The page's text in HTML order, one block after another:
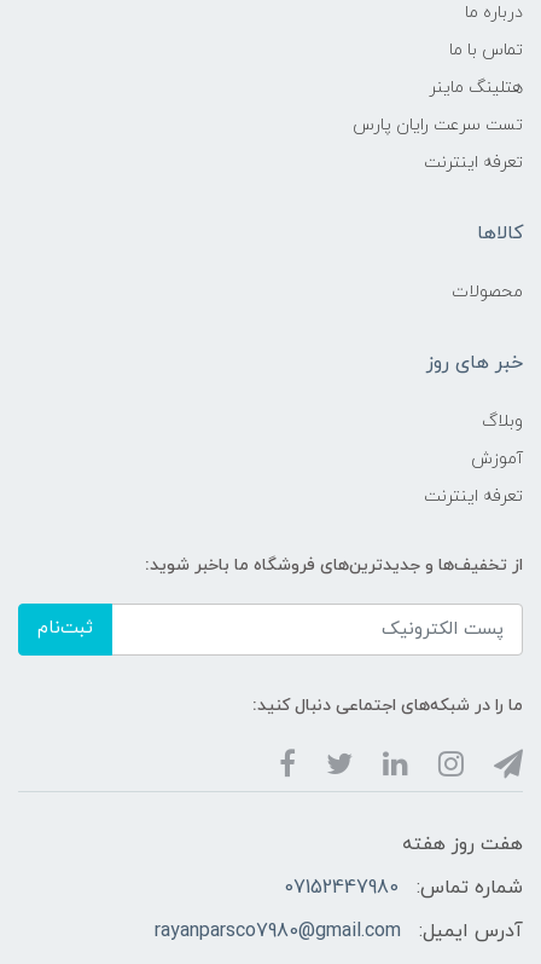
درباره ما
تماس با ما
هتلینگ ماینر
تست سرعت رایان پارس
تعرفه اینترنت
کالاها
محصولات
خبر های روز
وبلاگ
آموزش
تعرفه اینترنت
از تخفیف‌ها و جدیدترین‌های فروشگاه ما باخبر شوید:
ثبت‌نام
ما را در شبکه‌های اجتماعی دنبال کنید:
هفت روز هفته
شماره تماس:
07152447980
آدرس ایمیل:
rayanparsco7980@gmail.com